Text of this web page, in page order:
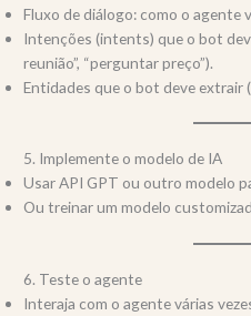
Fluxo de diálogo: como o agente
Intenções (intents) que o bot
reunião”, “perguntar preço”).
Entidades que o bot deve extrair
5. Implemente o modelo de IA
Usar API GPT ou outro modelo
Ou treinar um modelo
6. Teste o agente
Interaja com o agente várias